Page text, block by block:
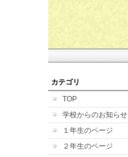
カテゴリ
TOP
学校からのお知らせ
１年生のページ
２年生のページ